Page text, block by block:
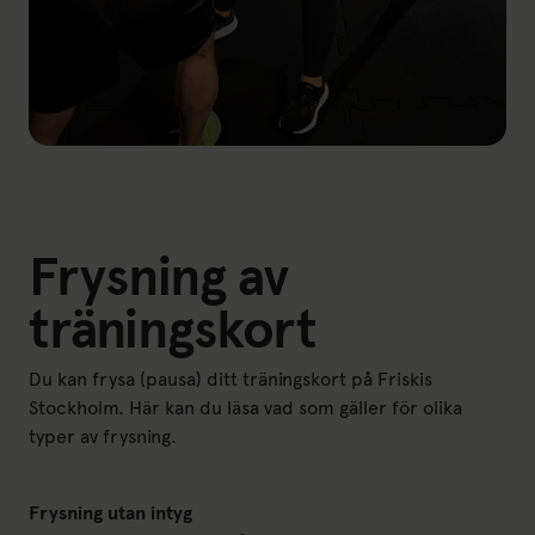
Frysning av
träningskort
Du kan frysa (pausa) ditt träningskort på Friskis
Stockholm. Här kan du läsa vad som gäller för olika
typer av frysning.
Frysning utan intyg